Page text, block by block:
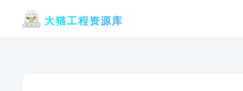
大猫工程资源库